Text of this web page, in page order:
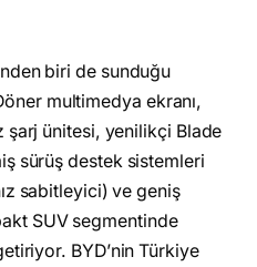
biri de sunduğu
multimedya ekranı,
şarj ünitesi, yenilikçi Blade
sürüş destek sistemleri
sabitleyici) ve geniş
SUV segmentinde
BYD’nin Türkiye